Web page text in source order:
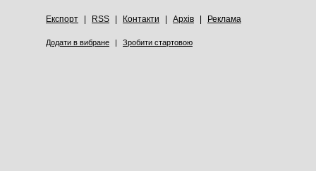
Експорт RSS Контакти Архів Реклама
Додати в вибране | Зробити стартовою